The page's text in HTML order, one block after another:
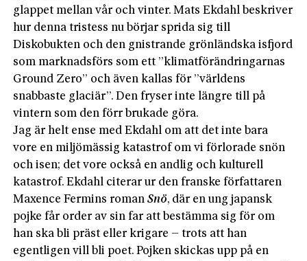
glappet mellan vår och vinter. Mats Ekdahl beskriver
hur denna tristess nu börjar sprida sig till
Diskobukten och den gnistrande grönländska isfjord
som marknadsförs som ett ”klimatförändringarnas
Ground Zero” och även kallas för ”världens
snabbaste glaciär”. Den fryser inte längre till på
vintern som den förr brukade göra.
Jag är helt ense med Ekdahl om att det inte bara
vore en miljömässig katastrof om vi förlorade snön
och isen; det vore också en andlig och kulturell
katastrof. Ekdahl citerar ur den franske författaren
Maxence Fermins romanSnö, där en ung japansk
pojke får order av sin far att bestämma sig för om
han ska bli präst eller krigare – trots att han
egentligen vill bli poet. Pojken skickas upp på en